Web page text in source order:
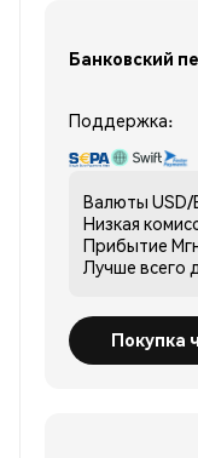
Банковский
Поддержка:
Валюты USD/
Низкая
Прибытие
Лучше всего
Покупка